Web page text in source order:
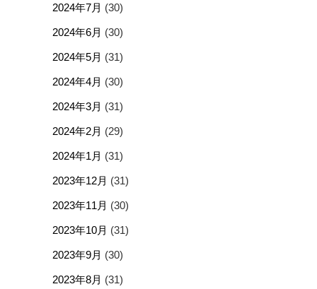
2024年7月 (30)
2024年6月 (30)
2024年5月 (31)
2024年4月 (30)
2024年3月 (31)
2024年2月 (29)
2024年1月 (31)
2023年12月 (31)
2023年11月 (30)
2023年10月 (31)
2023年9月 (30)
2023年8月 (31)